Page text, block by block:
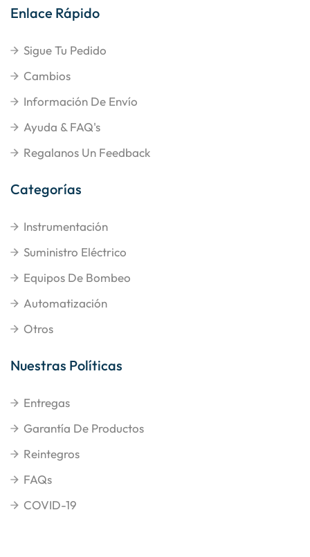
Enlace Rápido
Sigue Tu Pedido
Cambios
Información De Envío
Ayuda & FAQ's
Regalanos Un Feedback
Categorías
Instrumentación
Suministro Eléctrico
Equipos De Bombeo
Automatización
Otros
Nuestras Políticas
Entregas
Garantía De Productos
Reintegros
FAQs
COVID-19